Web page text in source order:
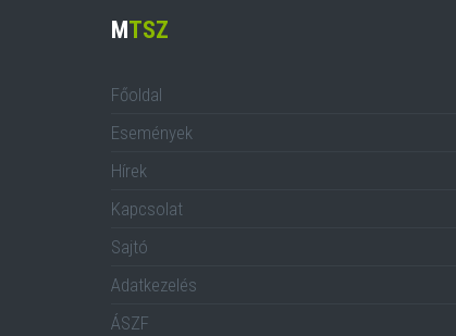
MTSZ
Főoldal
Események
Hírek
Kapcsolat
Sajtó
Adatkezelés
ÁSZF